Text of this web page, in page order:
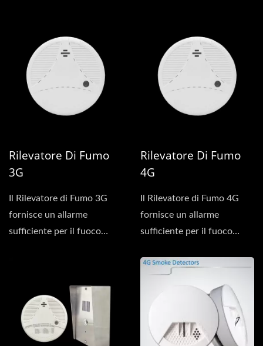
Rilevatore Di Fumo
3G
Il Rilevatore di Fumo 3G
fornisce un allarme
sufficiente per il fuoco
Rilevatore Di Fumo
4G
Il Rilevatore di Fumo 4G
fornisce un allarme
sufficiente per il fuoco